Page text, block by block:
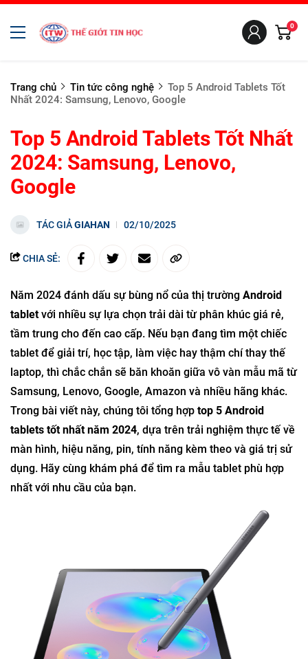
0
Trang chủ Tin tức công nghệ
Top 5 Android Tablets Tốt
Nhất 2024: Samsung, Lenovo, Google
Top 5 Android Tablets Tốt Nhất
2024: Samsung, Lenovo,
Google
TÁC GIẢGIAHAN 02/10/2025
CHIA SẺ:
Năm 2024 đánh dấu sự bùng nổ của thị trường Android
tabletvới nhiều sự lựa chọn trải dài từ phân khúc giá rẻ,
tầm trung cho đến cao cấp. Nếu bạn đang tìm một chiếc
tablet để giải trí, học tập, làm việc hay thậm chí thay thế
laptop, thì chắc chắn sẽ băn khoăn giữa vô vàn mẫu mã từ
Samsung, Lenovo, Google, Amazon và nhiều hãng khác.
Trong bài viết này, chúng tôi tổng hợp top 5 Android
tablets tốt nhất năm 2024, dựa trên trải nghiệm thực tế về
màn hình, hiệu năng, pin, tính năng kèm theo và giá trị sử
dụng. Hãy cùng khám phá để tìm ra mẫu tablet phù hợp
nhất với nhu cầu của bạn.